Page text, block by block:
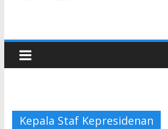
Kepala Staf Kepresidenan